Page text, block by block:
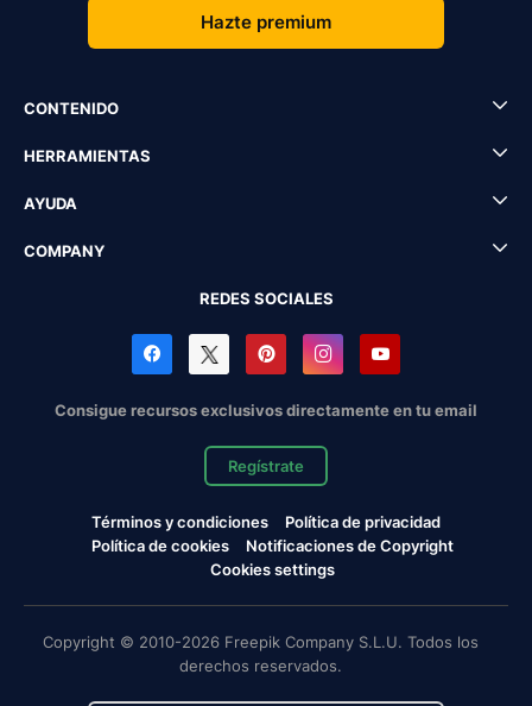
Hazte premium
CONTENIDO
HERRAMIENTAS
AYUDA
COMPANY
REDES SOCIALES
Consigue recursos exclusivos directamente en tu email
Regístrate
Términos y condiciones
Política de privacidad
Política de cookies
Notificaciones de Copyright
Cookies settings
Copyright © 2010-2026 Freepik Company S.L.U. Todos los
derechos reservados.